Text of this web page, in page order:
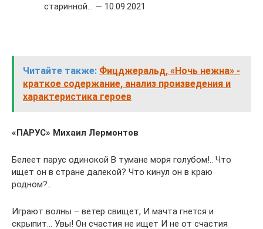
старинной… — 10.09.2021
Читайте также: Фицджеральд, «Ночь нежна» -
краткое содержание, анализ произведения и
характеристика героев
«ПАРУС» Михаил Лермонтов
Белеет парус одинокой В тумане моря голубом!.. Что
ищет он в стране далекой? Что кинул он в краю
родном?..
Играют волны – ветер свищет, И мачта гнется и
скрыпит… Увы! Он счастия не ищет И не от счастия